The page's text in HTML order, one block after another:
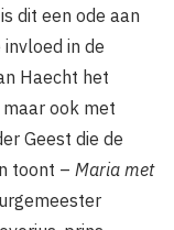
dit een ode aan
in de
Haecht het
ook met
Geest die de
toont – Maria met